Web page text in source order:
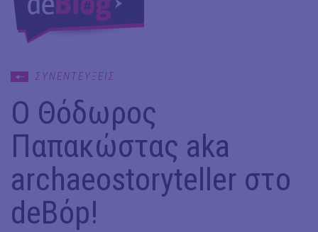
ΣΥΝΕΝΤΕΥΞΕΙΣ
Ο Θόδωρος
Παπακώστας aka
archaeostoryteller στο
deBόp!